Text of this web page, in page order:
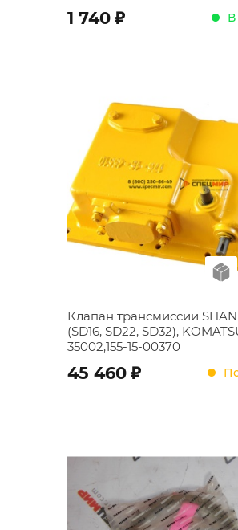
1 740 ;
Клапан трансмиссии
(SD16, SD22, SD32),
35002,155-15-00370
45 460 ;